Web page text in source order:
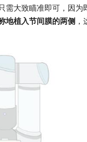
需大致瞄准即可，因为
地植入节间膜的两侧